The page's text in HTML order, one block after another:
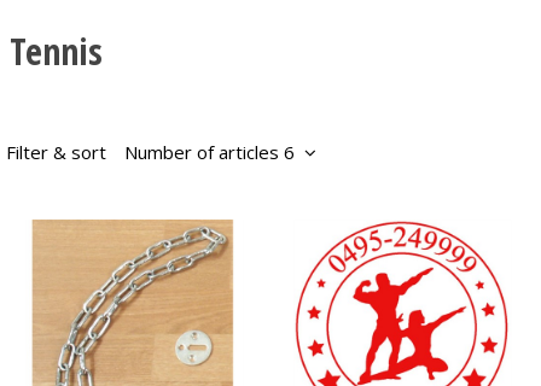
Tennis
Filter & sort Number of articles 6